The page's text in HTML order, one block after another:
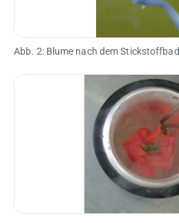
Abb. 2: Blume nach dem Stickstoffbad